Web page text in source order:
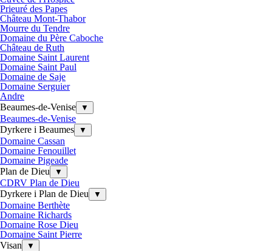
Prieuré des Papes
Château Mont-Thabor
Mourre du Tendre
Domaine du Père Caboche
Château de Ruth
Domaine Saint Laurent
Domaine Saint Paul
Domaine de Saje
Domaine Serguier
Andre
Beaumes-de-Venise
▼
Beaumes-de-Venise
Dyrkere i Beaumes
▼
Domaine Cassan
Domaine Fenouillet
Domaine Pigeade
Plan de Dieu
▼
CDRV Plan de Dieu
Dyrkere i Plan de Dieu
▼
Domaine Berthète
Domaine Richards
Domaine Rose Dieu
Domaine Saint Pierre
Visan
▼